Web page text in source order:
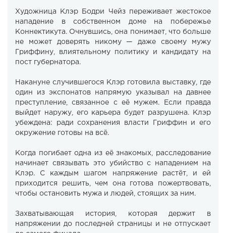
Художница Клэр Бодри Чейз переживает жестокое
нападение в собственном доме на побережье
Коннектикута. Очнувшись, она понимает, что больше
не может доверять никому — даже своему мужу
Гриффину, влиятельному политику и кандидату на
пост губернатора.
Накануне случившегося Клэр готовила выставку, где
один из экспонатов напрямую указывал на давнее
преступление, связанное с её мужем. Если правда
выйдет наружу, его карьера будет разрушена. Клэр
убеждена: ради сохранения власти Гриффин и его
окружение готовы на всё.
Когда погибает одна из её знакомых, расследование
начинает связывать это убийство с нападением на
Клэр. С каждым шагом напряжение растёт, и ей
приходится решить, чем она готова пожертвовать,
чтобы остановить мужа и людей, стоящих за ним.
Захватывающая история, которая держит в
напряжении до последней страницы и не отпускает